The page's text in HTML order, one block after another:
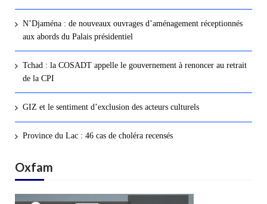
N’Djaména : de nouveaux ouvrages d’aménagement réceptionnés
aux abords du Palais présidentiel
Tchad : la COSADT appelle le gouvernement à renoncer au retrait
de la CPI
GIZ et le sentiment d’exclusion des acteurs culturels
Province du Lac : 46 cas de choléra recensés
Oxfam